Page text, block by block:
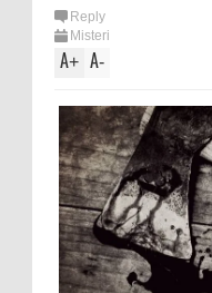
Reply
Misteri
A+ A-